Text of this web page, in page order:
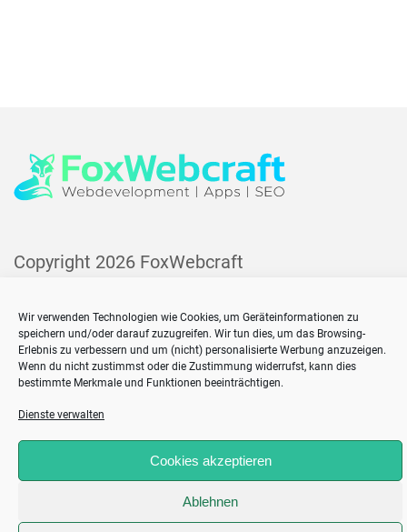
Wir verwenden Technologien wie Cookies, um Geräteinformationen zu
speichern und/oder darauf zuzugreifen. Wir tun dies, um das Browsing-
Erlebnis zu verbessern und um (nicht) personalisierte Werbung anzuzeigen.
Wenn du nicht zustimmst oder die Zustimmung widerrufst, kann dies
bestimmte Merkmale und Funktionen beeinträchtigen.
Dienste verwalten
Cookies akzeptieren
Ablehnen
Copyright 2026 FoxWebcraft
Impressum
Cookie-Richtlinie (EU)